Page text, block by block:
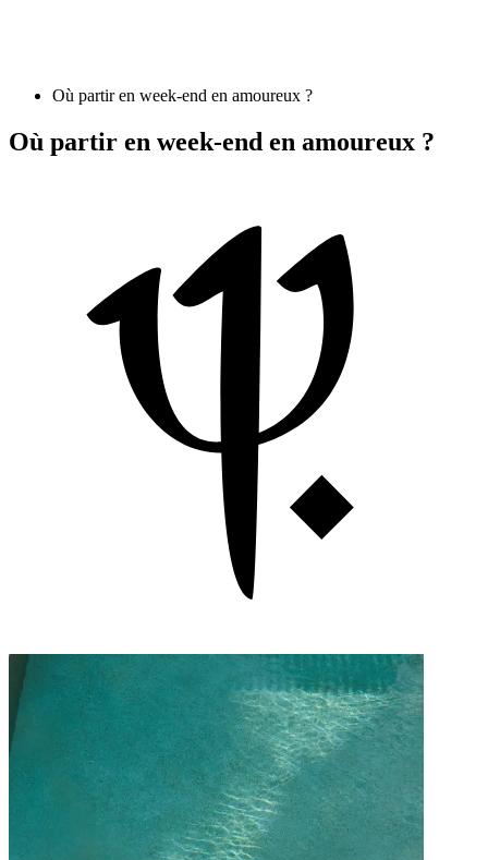
Où partir en week-end en amoureux ?
Où partir en week-end en amoureux ?